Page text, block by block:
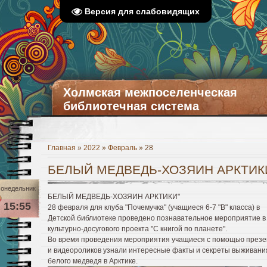
Версия для слабовидящих
Холмская межпоселенческая
библиотечная система
Главная » 2022 » Февраль » 28
БЕЛЫЙ МЕДВЕДЬ-ХОЗЯИН
15:55
БЕЛЫЙ МЕДВЕДЬ-ХОЗЯИН АРКТИКИ"
28 февраля для клуба "Почемучка" (учащиеся 6-7 "В" класса) в
Детской библиотеке проведено познавательное мероприятие
культурно-досугового проекта "С книгой по планете".
Во время проведения мероприятия учащиеся с помощью
и видеороликов узнали интересные факты и секреты
белого медведя в Арктике.